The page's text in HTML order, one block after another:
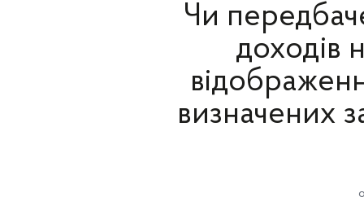
Чи
доходів
визначених